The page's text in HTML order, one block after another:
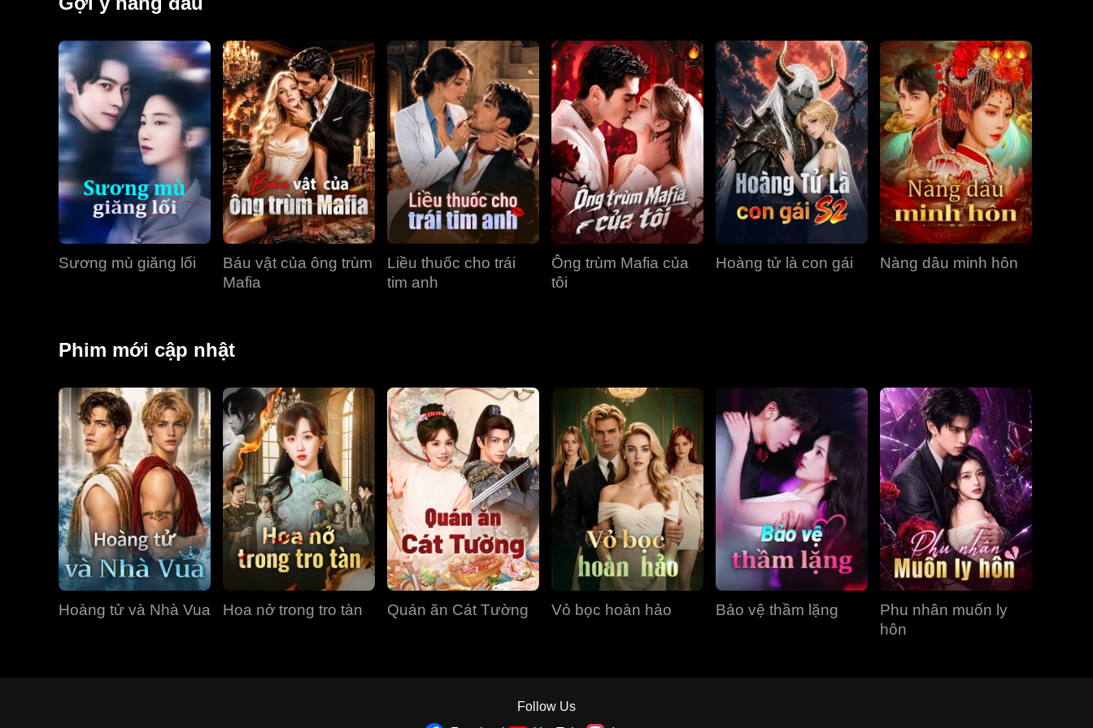
Tập 34 Tập 35 Tập 36
Tập 37 Tập 38 Tập 39
Tập 40
Sương mù giăng lối
Báu vật của ông trùm
Mafia
Liều thuốc cho trái
tim anh
Ông trùm Mafia của
tôi
Hoàng tử là con gái Nàng dâu minh hôn
Phim mới cập nhật
Hoàng tử và Nhà Vua Hoa nở trong tro tàn Quán ăn Cát Tường Vỏ bọc hoàn hảo Bảo vệ thầm lặng
Phu nhân muốn ly
hôn
Follow Us